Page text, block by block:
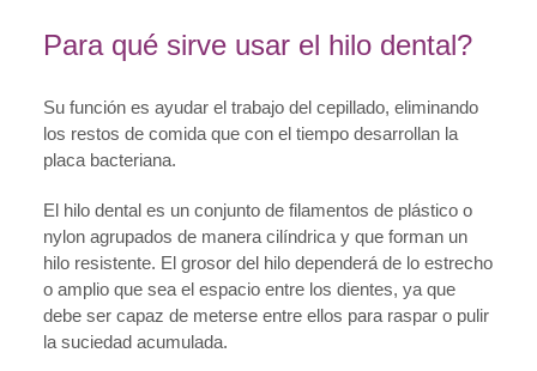
Para qué sirve usar el hilo dental?
Su función es ayudar el trabajo del cepillado, eliminando
los restos de comida que con el tiempo desarrollan la
placa bacteriana.
El hilo dental es un conjunto de filamentos de plástico o
nylon agrupados de manera cilíndrica y que forman un
hilo resistente. El grosor del hilo dependerá de lo estrecho
o amplio que sea el espacio entre los dientes, ya que
debe ser capaz de meterse entre ellos para raspar o pulir
la suciedad acumulada.